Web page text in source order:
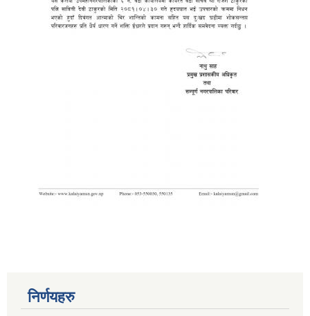
निर्णयहरु